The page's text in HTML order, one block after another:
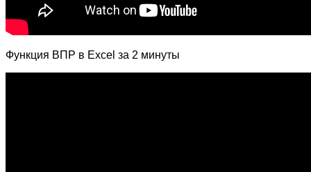
Функция ВПР в Excel за 2 минуты